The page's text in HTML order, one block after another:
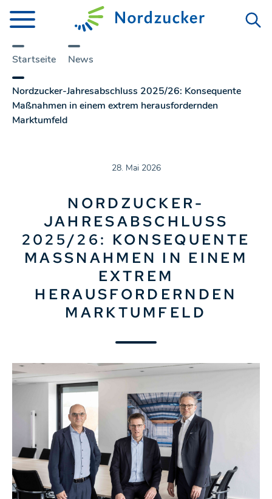
Startseite News
Nordzucker-Jahresabschluss 2025/26: Konsequente
Maßnahmen in einem extrem herausfordernden
Marktumfeld
28. Mai 2026
NORDZUCKER-
JAHRESABSCHLUSS
2025/26: KONSEQUENTE
MASSNAHMEN IN EINEM E
XTREM H
ERAUSFORDERNDEN M
ARKTUMFELD